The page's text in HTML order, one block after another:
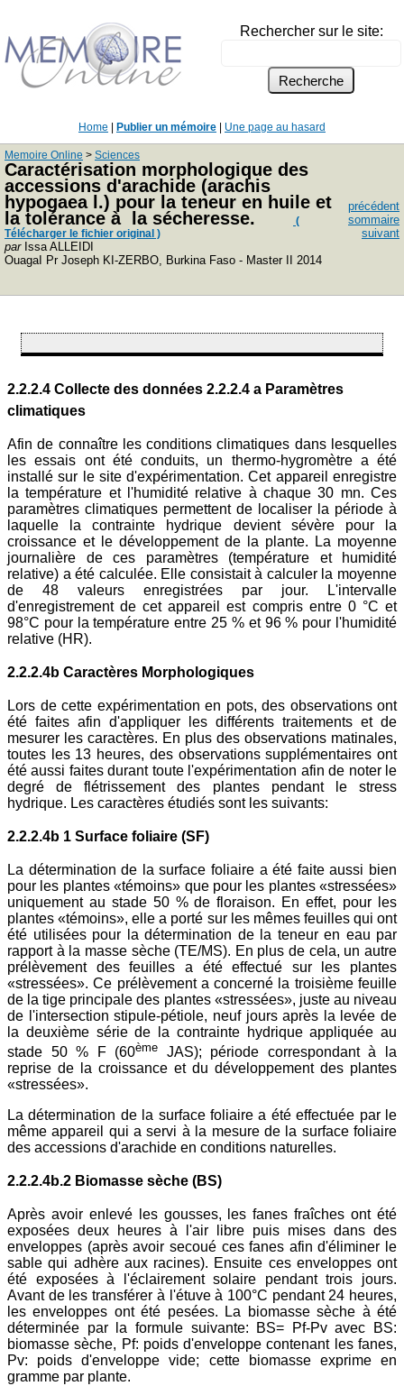
Rechercher sur le site:
Home Publier un mémoire Une page au hasard
Memoire Online > Sciences
Caractérisation morphologique des
accessions d'arachide (arachis
hypogaea l.) pour la teneur en huile et
la tolérance à la sécheresse.
(
Télécharger le fichier original )
parIssa ALLEIDI
OuagaI Pr Joseph KI-ZERBO, Burkina Faso - Master II 2014
précédent
sommaire
suivant
2.2.2.4 Collecte des données 2.2.2.4 a Paramètres
climatiques
Afin de connaître les conditions climatiques dans lesquelles
les essais ont été conduits, un thermo-hygromètre a été
installé sur le site d'expérimentation. Cet appareil enregistre
la température et l'humidité relative à chaque 30 mn. Ces
paramètres climatiques permettent de localiser la période à
laquelle la contrainte hydrique devient sévère pour la
croissance et le développement de la plante. La moyenne
journalière de ces paramètres (température et humidité
relative) a été calculée. Elle consistait à calculer la moyenne
de 48 valeurs enregistrées par jour. L'intervalle
d'enregistrement de cet appareil est compris entre 0 °C et
98°C pour la température entre 25 % et 96 % pour l'humidité
relative (HR).
2.2.2.4b Caractères Morphologiques
Lors de cette expérimentation en pots, des observations ont
été faites afin d'appliquer les différents traitements et de
mesurer les caractères. En plus des observations matinales,
toutes les 13 heures, des observations supplémentaires ont
été aussi faites durant toute l'expérimentation afin de noter le
degré de flétrissement des plantes pendant le stress
hydrique. Les caractères étudiés sont les suivants:
2.2.2.4b 1 Surface foliaire (SF)
La détermination de la surface foliaire a été faite aussi bien
pour les plantes «témoins» que pour les plantes «stressées»
uniquement au stade 50 % de floraison. En effet, pour les
plantes «témoins», elle a porté sur les mêmes feuilles qui ont
été utilisées pour la détermination de la teneur en eau par
rapport à la masse sèche (TE/MS). En plus de cela, un autre
prélèvement des feuilles a été effectué sur les plantes
«stressées». Ce prélèvement a concerné la troisième feuille
de la tige principale des plantes «stressées», juste au niveau
de l'intersection stipule-pétiole, neuf jours après la levée de
la deuxième série de la contrainte hydrique appliquée au
stade 50 % F (60ème JAS); période correspondant à la
reprise de la croissance et du développement des plantes
«stressées».
La détermination de la surface foliaire a été effectuée par le
même appareil qui a servi à la mesure de la surface foliaire
des accessions d'arachide en conditions naturelles.
2.2.2.4b.2 Biomasse sèche (BS)
Après avoir enlevé les gousses, les fanes fraîches ont été
exposées deux heures à l'air libre puis mises dans des
enveloppes (après avoir secoué ces fanes afin d'éliminer le
sable qui adhère aux racines). Ensuite ces enveloppes ont
été exposées à l'éclairement solaire pendant trois jours.
Avant de les transférer à l'étuve à 100°C pendant 24 heures,
les enveloppes ont été pesées. La biomasse sèche à été
déterminée par la formule suivante: BS= Pf-Pv avec BS:
biomasse sèche, Pf: poids d'enveloppe contenant les fanes,
Pv: poids d'enveloppe vide; cette biomasse exprime en
gramme par plante.